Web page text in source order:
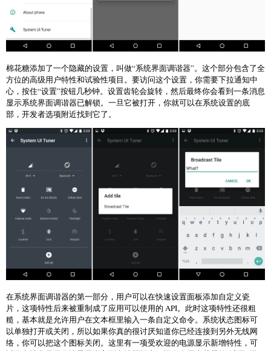
棉花糖添加了一个隐藏的设置，叫做“系统界面调谐器”。这个部分包含了全
方位的高级用户特性和试验性项目。要访问这个设置，你需要下拉通知中
心，按住“设置”按钮几秒钟。设置齿轮会旋转，然后最终你会看到一条消息
显示系统界面调谐器已解锁。一旦它被打开，你就可以在系统设置的底
部，开发者选项附近找到它了。
在系统界面调谐器的第一部分，用户可以在快速设置面板添加自定义瓷
片，这项特性后来被重制成了应用可以使用的 API。此时这项特性还很粗
糙，基本就是允许用户在文本框里输入一条自定义命令。系统状态图标可
以单独打开或关闭，所以如果你真的很讨厌知道你已经连接到另外无线网
络，你可以把这个图标关闭。这里有一项受欢迎的电源显示新增特性，可